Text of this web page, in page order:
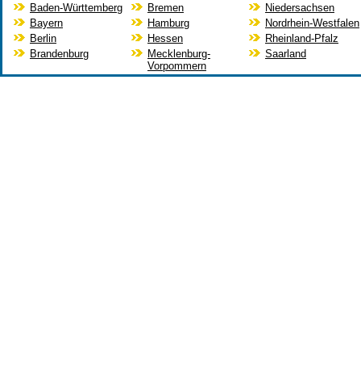
Baden-Württemberg Bremen
Niedersachsen
Bayern
Hamburg
Nordrhein-Westfalen
Berlin
Hessen
Rheinland-Pfalz
Brandenburg
Mecklenburg-
Vorpommern
Saarland